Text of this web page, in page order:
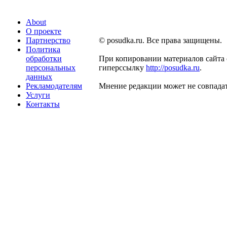
About
О проекте
Партнерство
Политика
обработки
персональных
данных
Рекламодателям
Услуги
Контакты
© posudka.ru. Все права защищены.
При копировании материалов сайта
гиперссылку http://posudka.ru.
Мнение редакции может не